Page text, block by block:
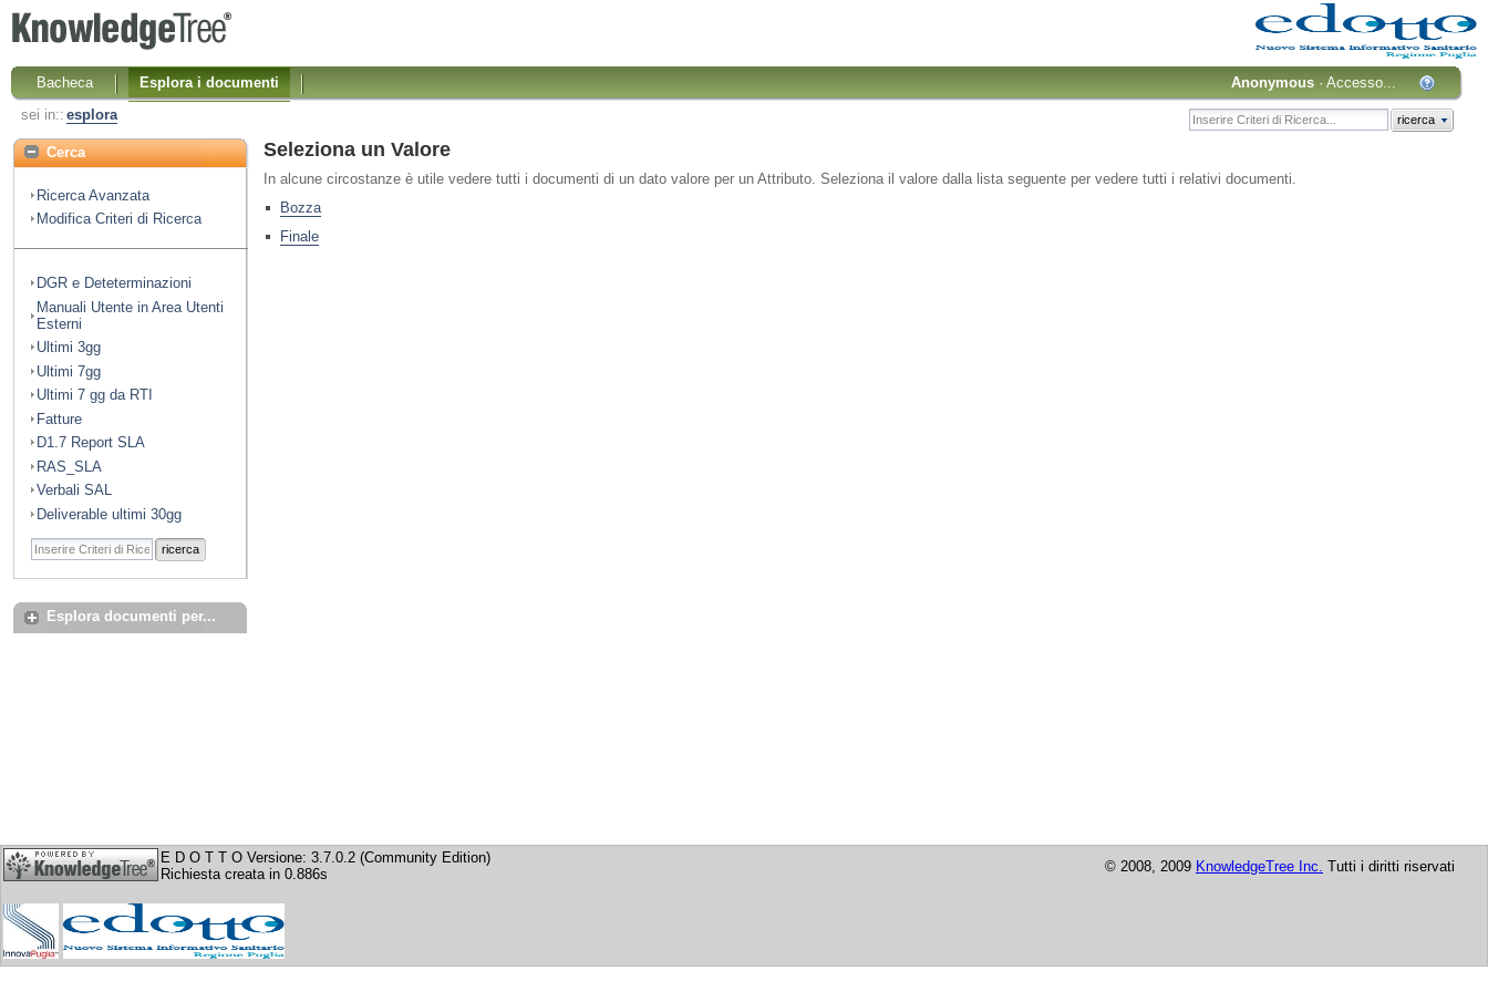
Bacheca Esplora i documenti Anonymous ·Accesso...
sei in:: esplora ricerca
Cerca
Ricerca Avanzata
Modifica Criteri di Ricerca
DGR e Deteterminazioni
Manuali Utente in Area Utenti
Esterni
Ultimi 3gg
Ultimi 7gg
Ultimi 7 gg da RTI
Fatture
D1.7 Report SLA
RAS_SLA
Verbali SAL
Deliverable ultimi 30gg
ricerca
Esplora documenti per...
Seleziona un Valore
In alcune circostanze è utile vedere tutti i documenti di un dato valore per un Attributo. Seleziona il valore dalla lista seguente per vedere tutti i relativi documenti.
Bozza
Finale
E D O T T O Versione: 3.7.0.2 (Community Edition)
Richiesta creata in 0.886s
© 2008, 2009 KnowledgeTree Inc. Tutti i diritti riservati